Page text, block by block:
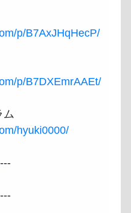
p/B7AxJHqHecP/
p/B7DXEmrAAEt/
hyuki0000/